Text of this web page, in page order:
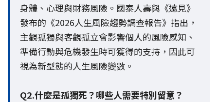
身體、心理與財務風險。國泰人壽與《遠見》
發布的《2026人生風險趨勢調查報告》指出，
主觀孤獨與客觀孤立會影響個人的風險感知、
準備行動與危機發生時可獲得的支持，因此可
視為新型態的人生風險變數。
Q2.什麼是孤獨死？哪些人需要特別留意？